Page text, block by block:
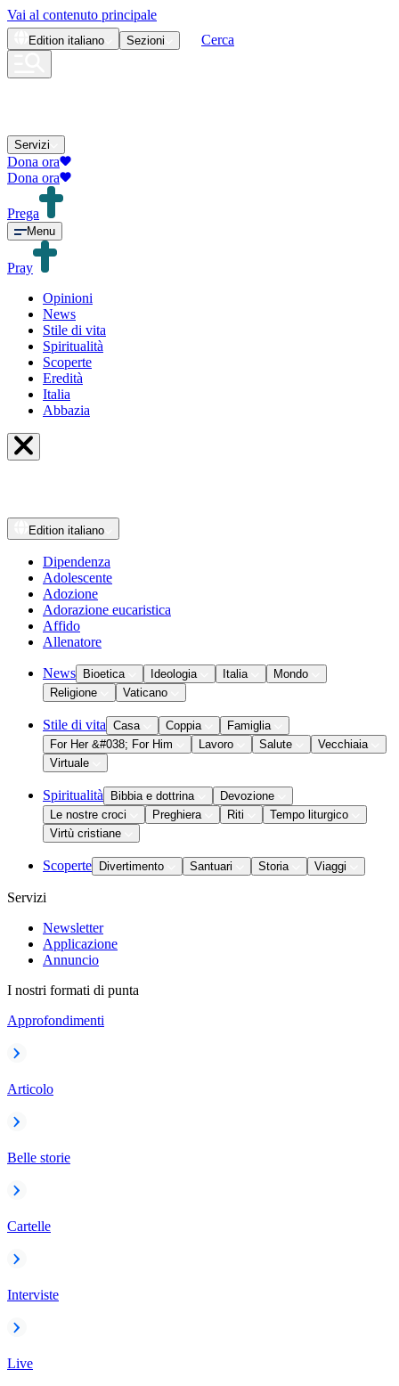
Vai al contenuto principale
Edition italiano Sezioni Cerca
Servizi
Dona ora
Dona ora
Prega
Menu
Pray
Opinioni
News
Stile di vita
Spiritualità
Scoperte
Eredità
Italia
Abbazia
Edition italiano
Dipendenza
Adolescente
Adozione
Adorazione eucaristica
Affido
Allenatore
News Bioetica Ideologia Italia
Mondo
Religione
Vaticano
Stile di vita Casa Coppia
Famiglia
For Her &#038; For Him
Lavoro Salute
Vecchiaia
Virtuale
Spiritualità Bibbia e dottrina
Devozione
Le nostre croci
Preghiera Riti
Tempo liturgico
Virtù cristiane
Scoperte Divertimento Santuari Storia Viaggi
Servizi
Newsletter
Applicazione
Annuncio
I nostri formati di punta
Approfondimenti
Articolo
Belle storie
Cartelle
Interviste
Live